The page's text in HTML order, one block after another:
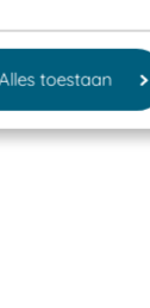
toestaan